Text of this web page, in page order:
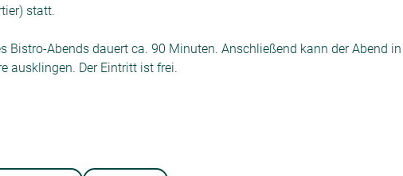
statt.
Bistro-Abends dauert ca. 90 Minuten. Anschließend kann der Abend in
ausklingen. Der Eintritt ist frei.